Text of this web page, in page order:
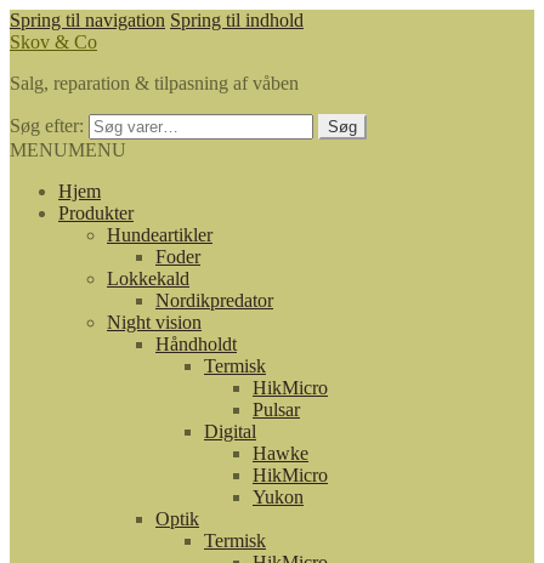
Spring til navigation Spring til indhold
Skov & Co
Salg, reparation & tilpasning af våben
Søg efter: Søg
MENUMENU
Hjem
Produkter
Hundeartikler
Foder
Lokkekald
Nordikpredator
Night vision
Håndholdt
Termisk
HikMicro
Pulsar
Digital
Hawke
HikMicro
Yukon
Optik
Termisk